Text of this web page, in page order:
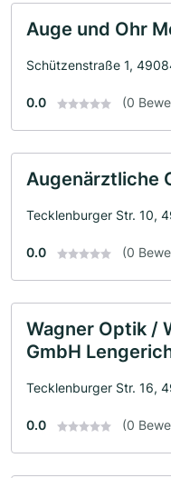
Auge und Ohr
Schützenstraße 1,
0.0 (0
Augenärztliche
Tecklenburger Str. 10,
0.0 (0
Wagner Optik /
GmbH
Tecklenburger Str. 16,
0.0 (0